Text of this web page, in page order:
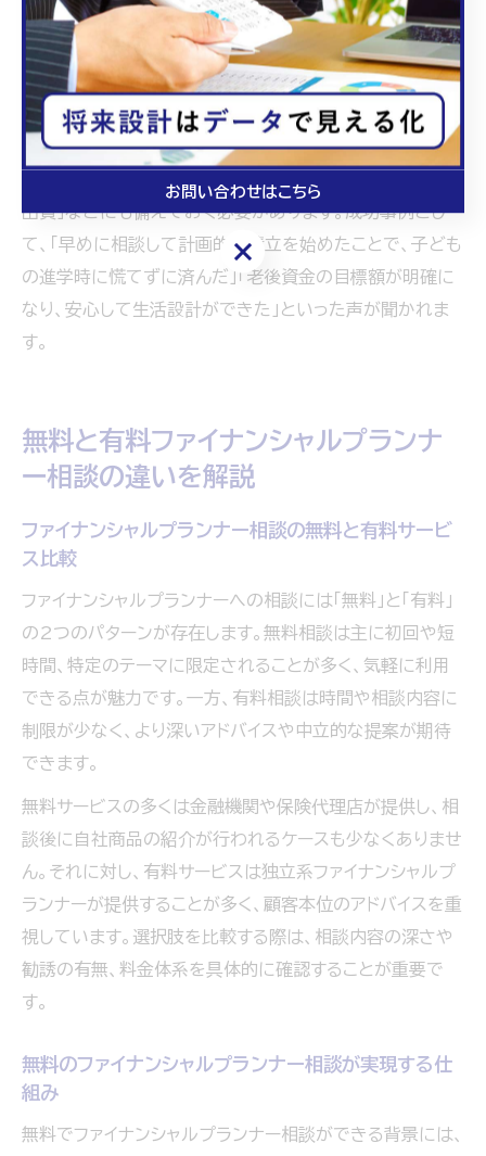
FPは、進学時期や退職時期などライフイベントに合わせ
て、必要資金の目安や積立プランを提案します。具体的に
は「つみたてNISA」や「iDeCo」などの制度活用のアドバ
イスも受けられるため、公的制度と民間サービスを組み合
わせた最適な資金計画が立てられます。
出費」などにも備えておく必要があります。成功事例とし
て、「早めに相談して計画的に積立を始めたことで、子ども
の進学時に慌てずに済んだ」「老後資金の目標額が明確に
なり、安心して生活設計ができた」といった声が聞かれま
す。
無料と有料ファイナンシャルプランナ
ー相談の違いを解説
ファイナンシャルプランナー相談の無料と有料サービ
ス比較
ファイナンシャルプランナーへの相談には「無料」と「有料」
の2つのパターンが存在します。無料相談は主に初回や短
時間、特定のテーマに限定されることが多く、気軽に利用
できる点が魅力です。一方、有料相談は時間や相談内容に
制限が少なく、より深いアドバイスや中立的な提案が期待
できます。
無料サービスの多くは金融機関や保険代理店が提供し、相
談後に自社商品の紹介が行われるケースも少なくありませ
ん。それに対し、有料サービスは独立系ファイナンシャルプ
ランナーが提供することが多く、顧客本位のアドバイスを重
視しています。選択肢を比較する際は、相談内容の深さや
勧誘の有無、料金体系を具体的に確認することが重要で
す。
無料のファイナンシャルプランナー相談が実現する仕
組み
無料でファイナンシャルプランナー相談ができる背景には、
お問い合わせはこちら
お問い合わせはこちら